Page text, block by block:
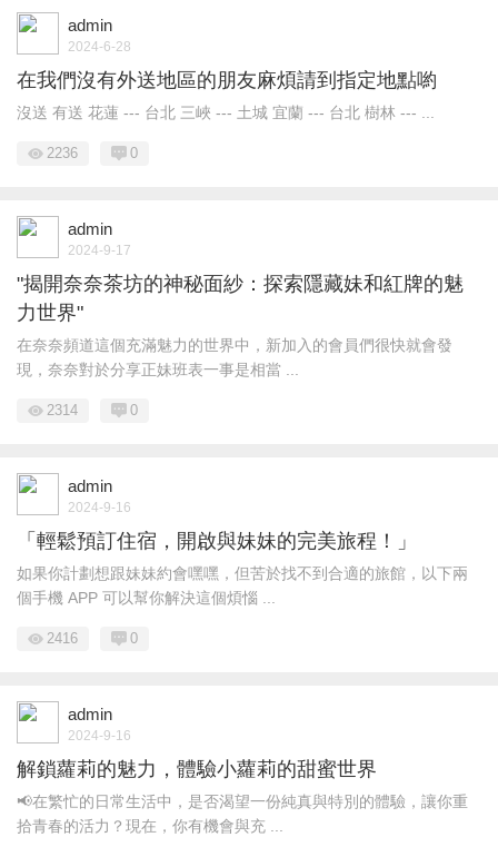
admin
2024-6-28
在我們沒有外送地區的朋友麻煩請到指定地點喲
沒送 有送 花蓮 --- 台北 三峽 --- 土城 宜蘭 --- 台北 樹林 --- ...
2236 0
admin
2024-9-17
"揭開奈奈茶坊的神秘面紗：探索隱藏妹和紅牌的魅
力世界"
在奈奈頻道這個充滿魅力的世界中，新加入的會員們很快就會發
現，奈奈對於分享正妹班表一事是相當 ...
2314 0
admin
2024-9-16
「輕鬆預訂住宿，開啟與妹妹的完美旅程！」
如果你計劃想跟妹妹約會嘿嘿，但苦於找不到合適的旅館，以下兩
個手機 APP 可以幫你解決這個煩惱 ...
2416 0
admin
2024-9-16
解鎖蘿莉的魅力，體驗小蘿莉的甜蜜世界
📢在繁忙的日常生活中，是否渴望一份純真與特別的體驗，讓你重
拾青春的活力？現在，你有機會與充 ...